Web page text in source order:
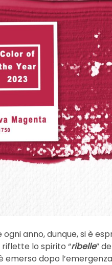
anno, dunque, si è
lo spirito “ribelle”
dopo